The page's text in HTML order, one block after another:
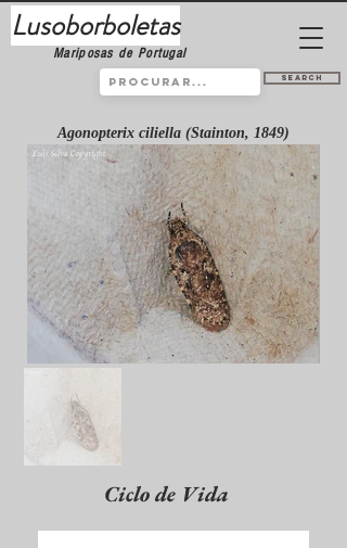
Lusoborboletas
Mariposas de Portugal
Search
Agonopterix ciliella (Stainton, 1849)
Ciclo de Vida